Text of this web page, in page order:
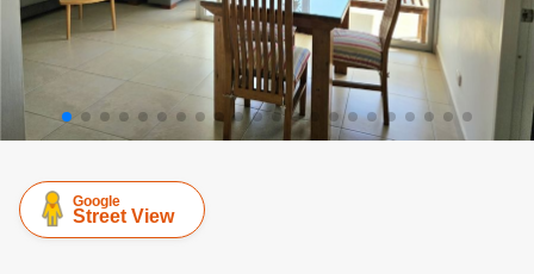
Google
Street View